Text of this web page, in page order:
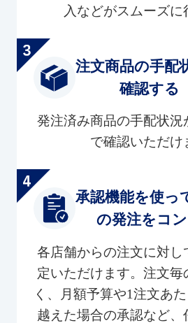
入などがスムーズに
注文商品の手配
確認する
発注済み商品の手配状況
で確認いただけ
承認機能を使っ
の発注をコ
各店舗からの注文に対し
定いただけます。注文毎
く、月額予算や1注文あ
越えた場合の承認など、